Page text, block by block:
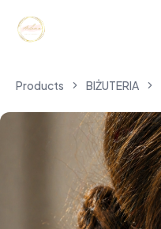
Products BIŻUTERIA